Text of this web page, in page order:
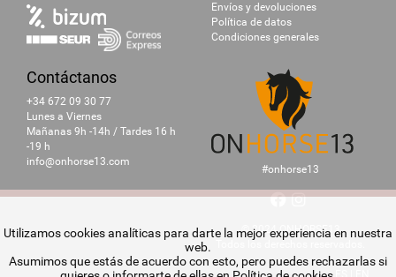
Envíos y devoluciones
Política de datos
Condiciones generales
Contáctanos
+34 672 09 30 77
Lunes a Viernes
Mañanas 9h -14h / Tardes 16 h
-19 h
info@onhorse13.com
#onhorse13
© 2024 ONHORSE13
Utilizamos cookies analíticas para darte la mejor experiencia en nuestra
web.
Asumimos que estás de acuerdo con esto, pero puedes rechazarlas si